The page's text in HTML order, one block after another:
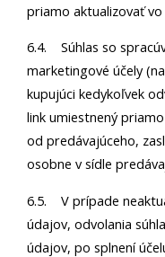
priamo aktualizovať
6.4. Súhlas so
marketingové účely
kupujúci kedykoľvek
link umiestnený
od predávajúceho,
osobne v sídle
6.5. V prípade
údajov, odvolania
údajov, po splnení